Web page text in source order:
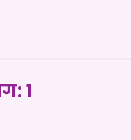
१